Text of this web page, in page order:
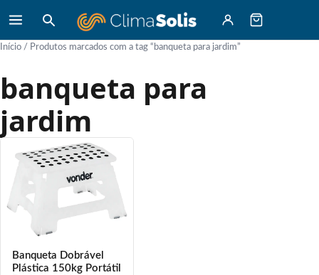
Início / Produtos marcados com a tag “banqueta para jardim”
banqueta para
jardim
Banqueta Dobrável
Plástica 150kg Portátil